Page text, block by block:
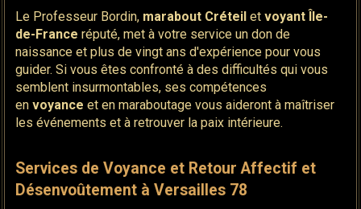
Le Professeur Bordin, marabout Créteil etvoyant Île-
de-France réputé, met à votre service un don de
naissance et plus de vingt ans d'expérience pour vous
guider. Si vous êtes confronté à des difficultés qui vous
semblent insurmontables, ses compétences
envoyance et en maraboutage vous aideront à maîtriser
les événements et à retrouver la paix intérieure.
Services de Voyance et Retour Affectif et
Désenvoûtement à Versailles 78